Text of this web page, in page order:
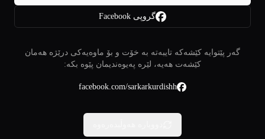
گروپی Facebook
گەر پێتوایە کێشەکە تایبەتە بە خۆت و بۆ ماوەیەکی درێژە هەمان
کێشەت هەیە، لێرە پەیوەندیمان پێوە بکە:
facebook.com/sarkarkurdishh